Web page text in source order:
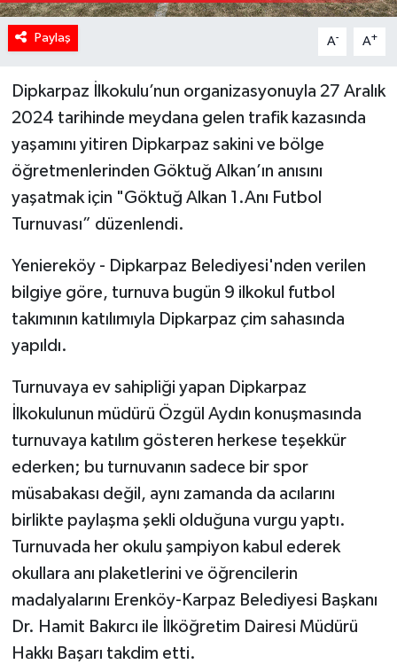
Paylaş A- A+
Dipkarpaz İlkokulu’nun organizasyonuyla 27 Aralık
2024 tarihinde meydana gelen trafik kazasında
yaşamını yitiren Dipkarpaz sakini ve bölge
öğretmenlerinden Göktuğ Alkan’ın anısını
yaşatmak için "Göktuğ Alkan 1.Anı Futbol
Turnuvası” düzenlendi.
Yeniereköy - Dipkarpaz Belediyesi'nden verilen
bilgiye göre, turnuva bugün 9 ilkokul futbol
takımının katılımıyla Dipkarpaz çim sahasında
yapıldı.
Turnuvaya ev sahipliği yapan Dipkarpaz
İlkokulunun müdürü Özgül Aydın konuşmasında
turnuvaya katılım gösteren herkese teşekkür
ederken; bu turnuvanın sadece bir spor
müsabakası değil, aynı zamanda da acılarını
birlikte paylaşma şekli olduğuna vurgu yaptı.
Turnuvada her okulu şampiyon kabul ederek
okullara anı plaketlerini ve öğrencilerin
madalyalarını Erenköy-Karpaz Belediyesi Başkanı
Dr. Hamit Bakırcı ile İlköğretim Dairesi Müdürü
Hakkı Başarı takdim etti.